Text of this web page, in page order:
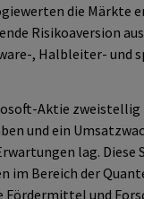
die Märkte
Risikoaversion
, Halbleiter- und
Aktie
und ein
lag.
Bereich der
und